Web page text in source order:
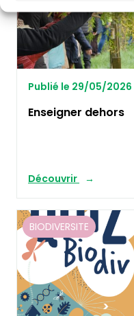
Publié le 29/05/2026
Enseigner dehors
Découvrir
BIODIVERSITE